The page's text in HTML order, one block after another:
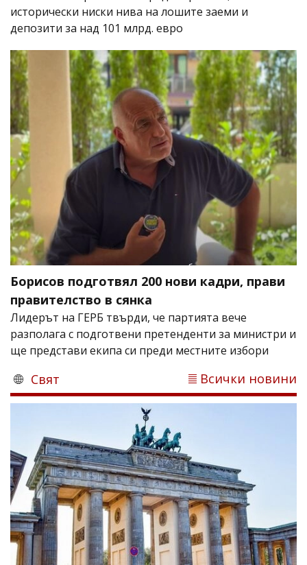
исторически ниски нива на лошите заеми и
депозити за над 101 млрд. евро
Борисов подготвял 200 нови кадри, прави
правителство в сянка
Лидерът на ГЕРБ твърди, че партията вече
разполага с подготвени претенденти за министри и
ще представи екипа си преди местните избори
Свят Всички новини